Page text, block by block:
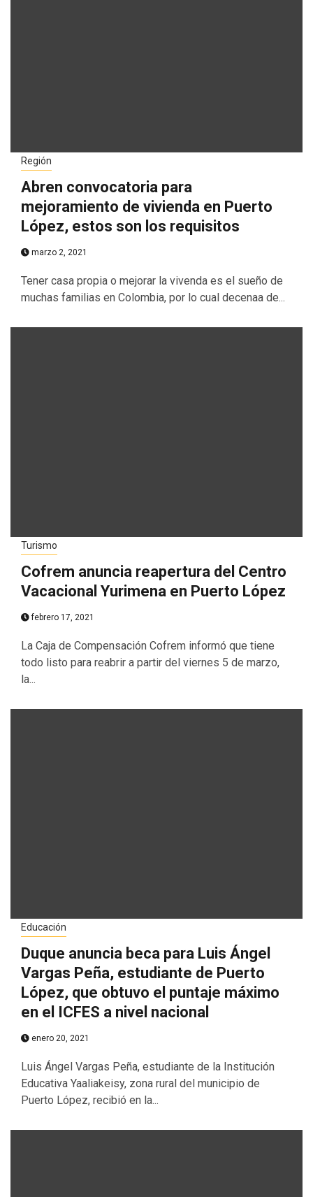
Región
Abren convocatoria para
mejoramiento de vivienda en Puerto
López, estos son los requisitos
marzo 2, 2021
Tener casa propia o mejorar la vivenda es el sueño de
muchas familias en Colombia, por lo cual decenaa de...
Turismo
Cofrem anuncia reapertura del Centro
Vacacional Yurimena en Puerto López
febrero 17, 2021
La Caja de Compensación Cofrem informó que tiene
todo listo para reabrir a partir del viernes 5 de marzo,
la...
Educación
Duque anuncia beca para Luis Ángel
Vargas Peña, estudiante de Puerto
López, que obtuvo el puntaje máximo
en el ICFES a nivel nacional
enero 20, 2021
Luis Ángel Vargas Peña, estudiante de la Institución
Educativa Yaaliakeisy, zona rural del municipio de
Puerto López, recibió en la...